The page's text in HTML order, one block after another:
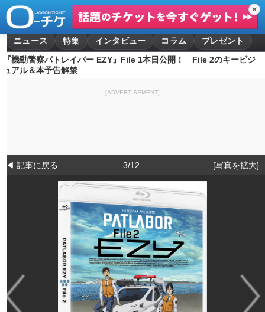
✕
ニュース 特集 インタビュー コラム
プレゼント
『機動警察パトレイバー EZY』File 1本日公開！ File 2のキービジ
ュアル＆本予告解禁
[ADVERTISEMENT]
◀ 記事に戻る 3/12 [写真を拡大]